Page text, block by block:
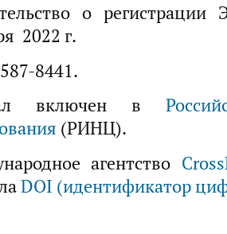
о
2022 г.
8441.
включен в
(РИНЦ).
агентство
DOI (идентификатор